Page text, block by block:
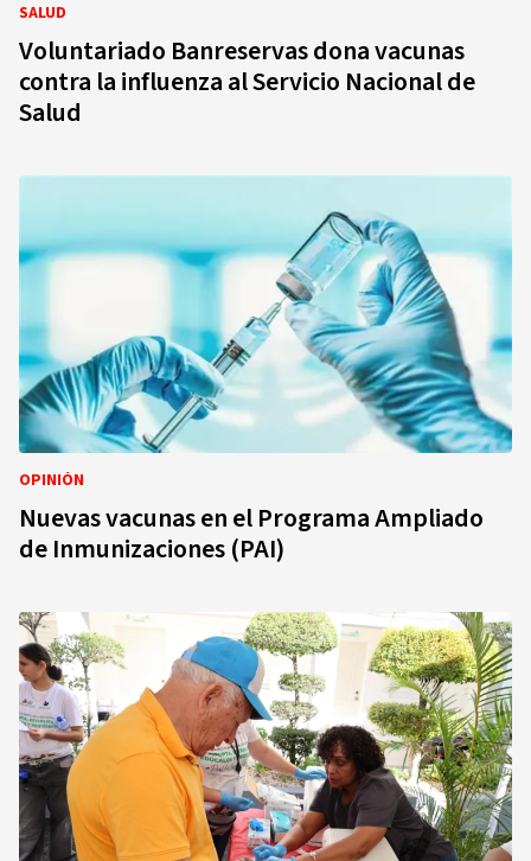
SALUD
Voluntariado Banreservas dona vacunas
contra la influenza al Servicio Nacional de
Salud
OPINIÓN
Nuevas vacunas en el Programa Ampliado
de Inmunizaciones (PAI)